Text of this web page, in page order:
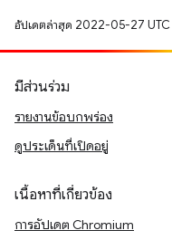
อัปเดตล่าสุด 2022-05-27 UTC
มีส่วนร่วม
รายงานข้อบกพร่อง
ดูประเด็นที่เปิดอยู่
เนื้อหาที่เกี่ยวข้อง
การอัปเดต Chromium